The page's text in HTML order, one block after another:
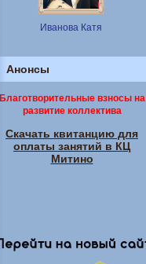
Иванова Катя
Анонсы
Благотворительные взносы на
развитие коллектива
Скачать квитанцию для
оплаты занятий в КЦ
Митино